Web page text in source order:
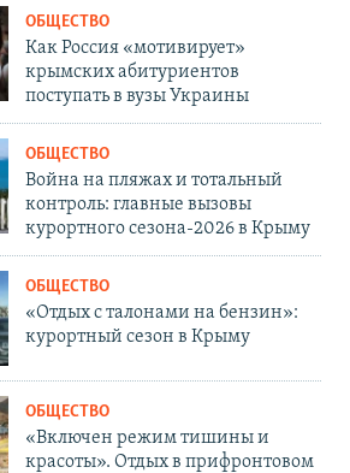
ОБЩЕСТВО
Как Россия «мотивирует»
крымских абитуриентов
поступать в вузы Украины
ОБЩЕСТВО
Война на пляжах и тотальный
контроль: главные вызовы
курортного сезона-2026 в Крыму
ОБЩЕСТВО
«Отдых с талонами на бензин»:
курортный сезон в Крыму
ОБЩЕСТВО
«Включен режим тишины и
красоты». Отдых в прифронтовом